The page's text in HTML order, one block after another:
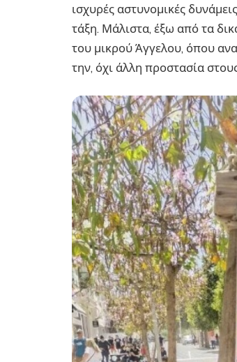
ισχυρές αστυνομικές
τάξη. Μάλιστα, έξω από τα
του μικρού Άγγελου, όπου
την, όχι άλλη προστασία